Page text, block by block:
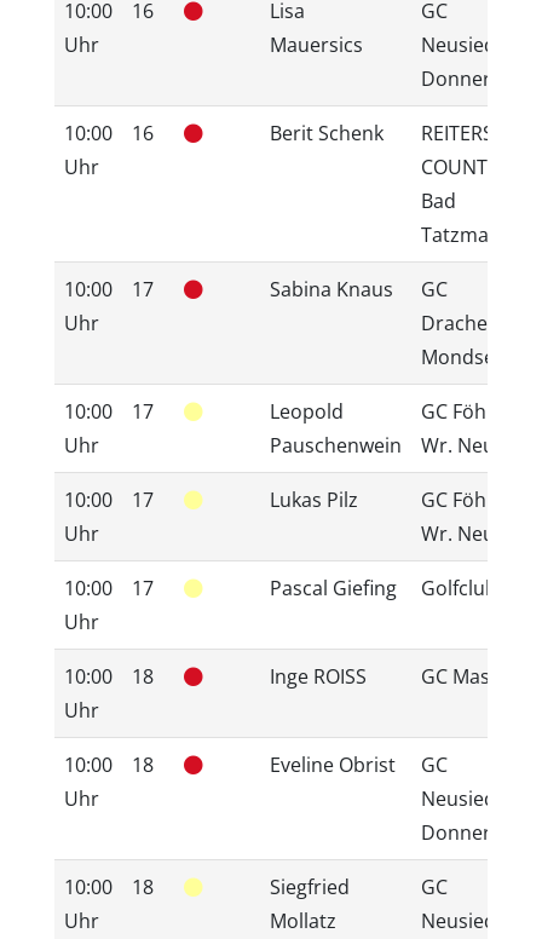
10:00
Uhr
16
Lisa
Mauersics
GC
10:00
Uhr
16 Berit Schenk
REITERS
COUNTRY
Bad
10:00
Uhr
17 Sabina Knaus
GC
Mondsee
10:00
Uhr
17
Leopold
Pauschenwein
GC
Wr. Neustadt
10:00
Uhr
17 Lukas Pilz
GC
Wr. Neustadt
10:00
Uhr
17 Pascal Giefing Golfclub
10:00
Uhr
18 Inge ROISS GC
10:00
Uhr
18 Eveline Obrist
GC
10:00
Uhr
18
Siegfried
Mollatz
GC